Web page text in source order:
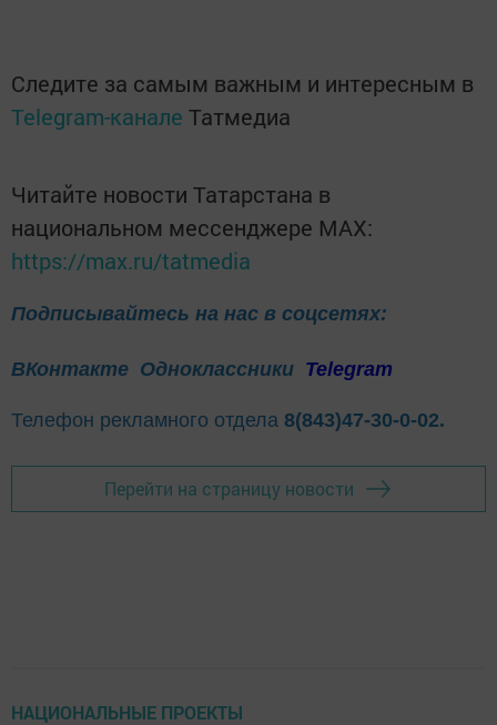
Следите за самым важным и интересным в
Telegram-канале Татмедиа
Читайте новости Татарстана в
национальном мессенджере MАХ:
https://max.ru/tatmedia
Подписывайтесь на нас в соцсетях:
ВКонтакте Одноклассники Telegram
Телефон рекламного отдела 8(843)47-30-0-02.
Перейти на страницу новости
НАЦИОНАЛЬНЫЕ ПРОЕКТЫ